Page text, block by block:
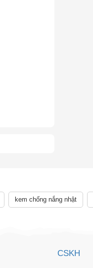
kem chống nắng nhật
CSKH